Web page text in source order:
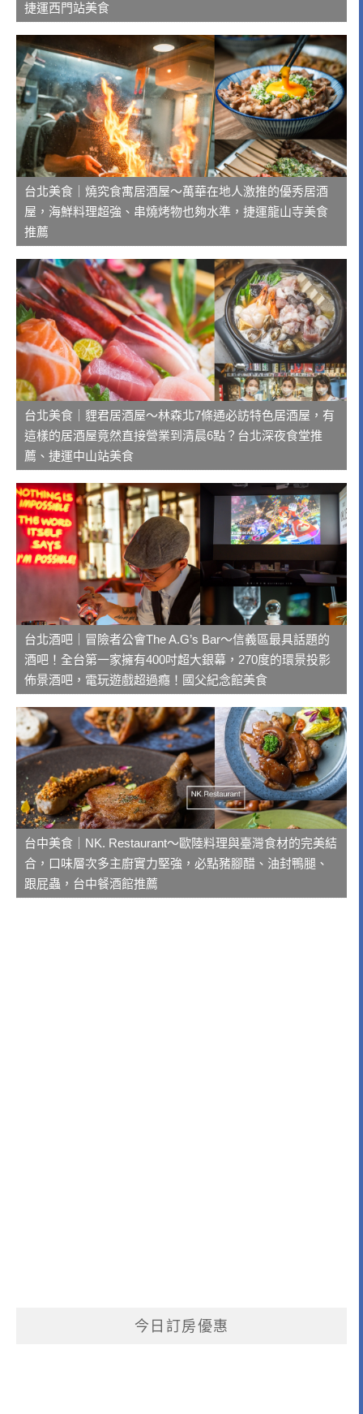
捷運西門站美食
台北美食｜燒究食寓居酒屋～萬華在地人激推的優秀居酒
屋，海鮮料理超強、串燒烤物也夠水準，捷運龍山寺美食
推薦
台北美食｜貍君居酒屋～林森北7條通必訪特色居酒屋，有
這樣的居酒屋竟然直接營業到清晨6點？台北深夜食堂推
薦、捷運中山站美食
台北酒吧｜冒險者公會The A.G’s Bar～信義區最具話題的
酒吧！全台第一家擁有400吋超大銀幕，270度的環景投影
佈景酒吧，電玩遊戲超過癮！國父紀念館美食
台中美食｜NK. Restaurant～歐陸料理與臺灣食材的完美結
合，口味層次多主廚實力堅強，必點豬腳醋、油封鴨腿、
跟屁蟲，台中餐酒館推薦
今日訂房優惠